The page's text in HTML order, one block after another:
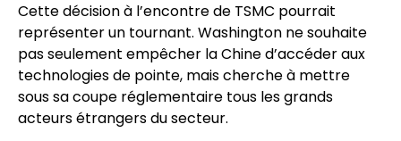
Cette décision à l’encontre de TSMC pourrait
représenter un tournant. Washington ne souhaite
pas seulement empêcher la Chine d’accéder aux
technologies de pointe, mais cherche à mettre
sous sa coupe réglementaire tous les grands
acteurs étrangers du secteur.